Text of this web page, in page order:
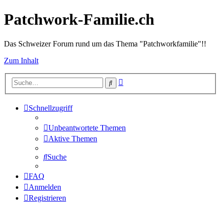
Patchwork-Familie.ch
Das Schweizer Forum rund um das Thema "Patchworkfamilie"!!
Zum Inhalt
Suche
Schnellzugriff
Unbeantwortete Themen
Aktive Themen
Suche
FAQ
Anmelden
Registrieren